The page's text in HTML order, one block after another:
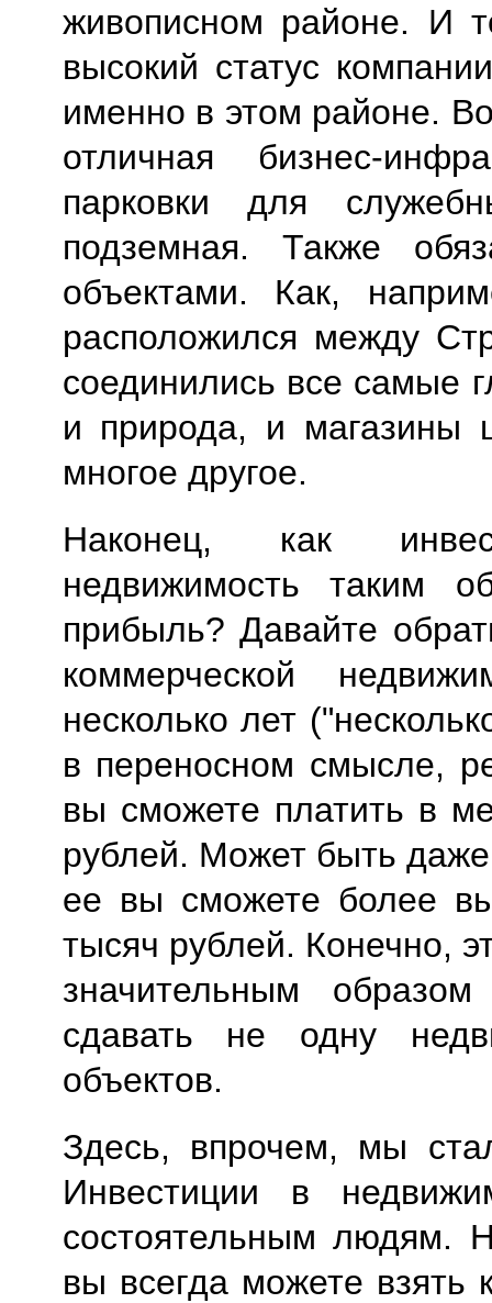
живописном районе. И
высокий статус
именно в этом районе.
отличная бизнес-
парковки для
подземная. Также
объектами. Как,
расположился между
соединились все самые
и природа, и магазины
многое другое.
Наконец, как
недвижимость таким
прибыль? Давайте
коммерческой
несколько лет
в переносном смысле,
вы сможете платить в
рублей. Может быть
ее вы сможете более
тысяч рублей. Конечно,
значительным
сдавать не одну
объектов.
Здесь, впрочем, мы
Инвестиции в
состоятельным людям.
вы всегда можете взять